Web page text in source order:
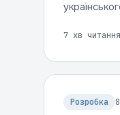
та
7 хв читання
Розробка